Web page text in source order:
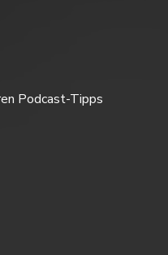
Podcast-Tipps